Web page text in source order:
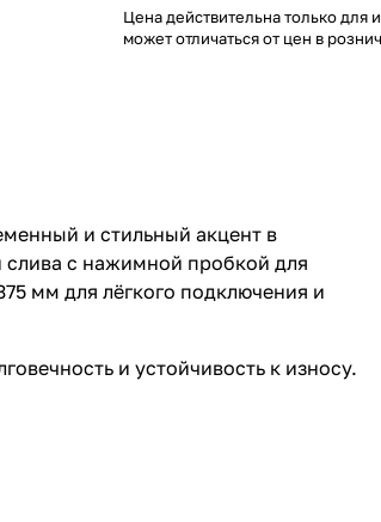
Цена действительна только для
может отличаться от цен в
и стильный акцент в
с нажимной пробкой для
мм для лёгкого подключения и
и устойчивость к износу.